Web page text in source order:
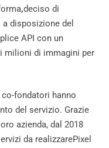
,deciso di
disposizione del
API con un
milioni di immagini per
fondatori hanno
del servizio. Grazie
azienda, dal 2018
da realizzarePixel